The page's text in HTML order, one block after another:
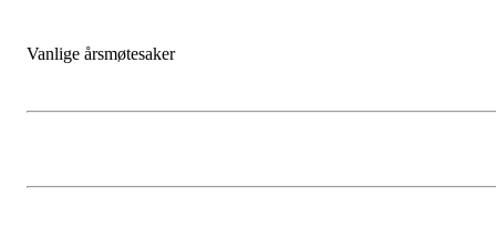
Vanlige årsmøtesaker